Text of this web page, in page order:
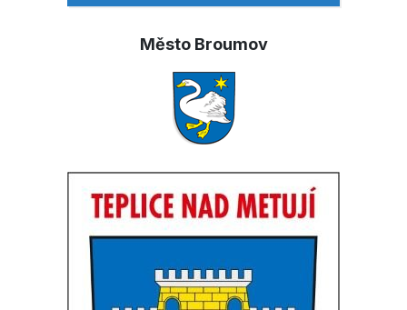
Město Broumov